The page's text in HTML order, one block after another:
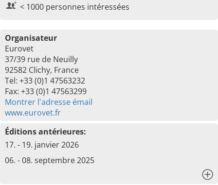
< 1000 personnes intéressées
Organisateur
Eurovet
37/39 rue de Neuilly
92582 Clichy, France
Tel: +33 (0)1 47563232
Fax: +33 (0)1 47563299
Montrer l'adresse émail
www.eurovet.fr
Éditions antérieures:
17. - 19. janvier 2026
06. - 08. septembre 2025